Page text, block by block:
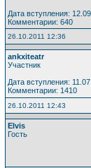
Дата вступления:
Комментарии: 640
26.10.2011 12:36
ankxiteatr
Участник
Дата вступления:
Комментарии: 1410
26.10.2011 12:43
Elvis
Гость